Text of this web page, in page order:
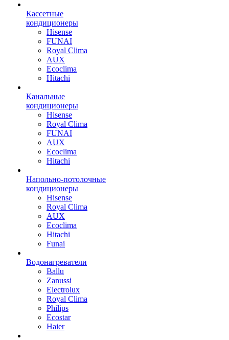
Кассетные
кондиционеры
Hisense
FUNAI
Royal Clima
AUX
Ecoclima
Hitachi
Канальные
кондиционеры
Hisense
Royal Clima
FUNAI
AUX
Ecoclima
Hitachi
Напольно-потолочные
кондиционеры
Hisense
Royal Clima
AUX
Ecoclima
Hitachi
Funai
Водонагреватели
Ballu
Zanussi
Electrolux
Royal Clima
Philips
Ecostar
Haier